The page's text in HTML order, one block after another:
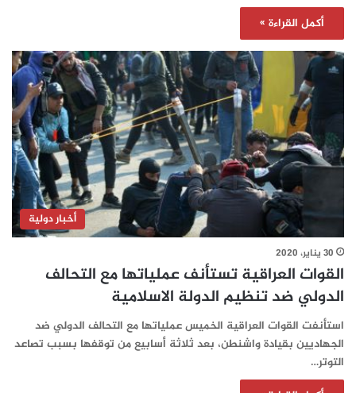
أكمل القراءة »
أخبار دولية
30 يناير، 2020
القوات العراقية تستأنف عملياتها مع التحالف
الدولي ضد تنظيم الدولة الاسلامية
استأنفت القوات العراقية الخميس عملياتها مع التحالف الدولي ضد
الجهاديين بقيادة واشنطن، بعد ثلاثة أسابيع من توقفها بسبب تصاعد
التوتر…